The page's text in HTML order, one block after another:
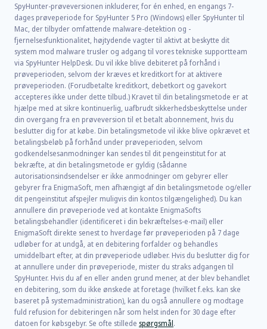
SpyHunter-prøveversionen inkluderer, for én enhed, en engangs 7-
dages prøveperiode for SpyHunter 5 Pro (Windows) eller SpyHunter til
Mac, der tilbyder omfattende malware-detektion og -
fjernelsesfunktionalitet, højtydende vagter til aktivt at beskytte dit
system mod malware trusler og adgang til vores tekniske supportteam
via SpyHunter HelpDesk. Du vil ikke blive debiteret på forhånd i
prøveperioden, selvom der kræves et kreditkort for at aktivere
prøveperioden. (Forudbetalte kreditkort, debetkort og gavekort
accepteres ikke under dette tilbud.) Kravet til din betalingsmetode er at
hjælpe med at sikre kontinuerlig, uafbrudt sikkerhedsbeskyttelse under
din overgang fra en prøveversion til et betalt abonnement, hvis du
beslutter dig for at købe. Din betalingsmetode vil ikke blive opkrævet et
betalingsbeløb på forhånd under prøveperioden, selvom
godkendelsesanmodninger kan sendes til dit pengeinstitut for at
bekræfte, at din betalingsmetode er gyldig (sådanne
autorisationsindsendelser er ikke anmodninger om gebyrer eller
gebyrer fra EnigmaSoft, men afhængigt af din betalingsmetode og/eller
dit pengeinstitut afspejler muligvis din kontos tilgængelighed). Du kan
annullere din prøveperiode ved at kontakte EnigmaSofts
betalingsbehandler (identificeret i din bekræftelses-e-mail) eller
EnigmaSoft direkte senest to hverdage før prøveperioden på 7 dage
udløber for at undgå, at en debitering forfalder og behandles
umiddelbart efter, at din prøveperiode udløber. Hvis du beslutter dig for
at annullere under din prøveperiode, mister du straks adgangen til
SpyHunter. Hvis du af en eller anden grund mener, at der blev behandlet
en debitering, som du ikke ønskede at foretage (hvilket f.eks. kan ske
baseret på systemadministration), kan du også annullere og modtage
fuld refusion for debiteringen når som helst inden for 30 dage efter
datoen for købsgebyr. Se ofte stillede spørgsmål.